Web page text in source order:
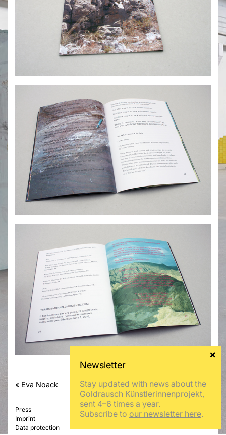
« Eva Noack Timea Anita Oravecz »
Press
Imprint
Data protection
Stay updated with news about the
Goldrausch Künstlerinnenprojekt,
sent 4–6 times a year.
Subscribe to our newsletter here.